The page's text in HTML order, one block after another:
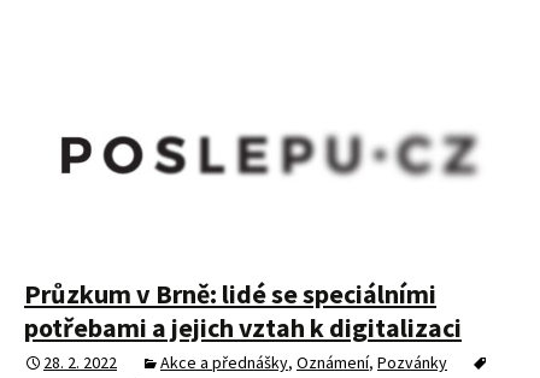
Průzkum v Brně: lidé se speciálními
potřebami a jejich vztah k digitalizaci
28. 2. 2022 Akce a přednášky, Oznámení, Pozvánky